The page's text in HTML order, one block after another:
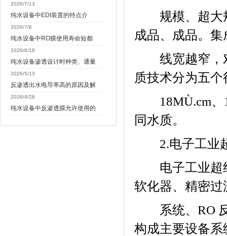
2026/7/13
纯水设备中EDI装置的特点介
2026/7/6
纯水设备中RO膜使用寿命短都
2026/6/18
纯水设备渗透设计时种类、通量
2026/5/13
反渗透出水电导率高的原因及解
2026/4/28
纯水设备中反渗透膜允许使用的
规模、超大规
成品、成品。
线宽越窄，对
质技术分为五
18MÙ.cm、
同水质。
2.电子工业
电子工业超纯
软化器、精密
系统、 RO
构成主要设备